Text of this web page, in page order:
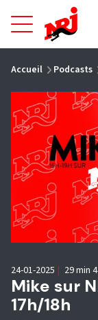
Accueil Podcasts
Mike sur
17h/18h
24-01-2025 | 29 min